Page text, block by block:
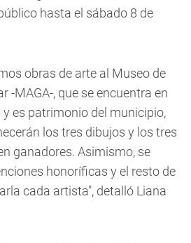
hasta el sábado 8 de
obras de arte al Museo de
-MAGA-, que se encuentra en
es patrimonio del municipio,
los tres dibujos y los tres
ganadores. Asimismo, se
honoríficas y el resto de
cada artista", detalló Liana